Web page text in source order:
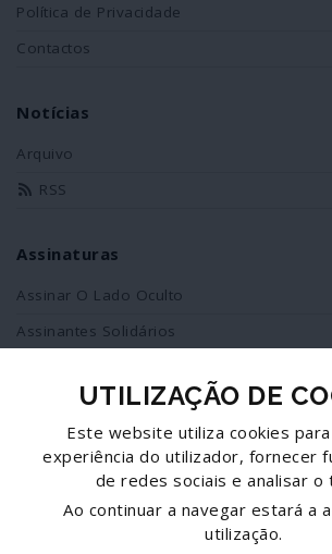
Política de Privacidade
Contactos
Notícias
Arquivo
RSS
Assinaturas
Assinar O Lado Oculto
Assinantes Solidários
Redes Sociais
Siga-nos no facebook
UTILIZAÇÃO DE
Este website utiliza cookies
experiência do utilizador, fornecer
de redes sociais e analisar o
Ao continuar a navegar estará a
utilização.